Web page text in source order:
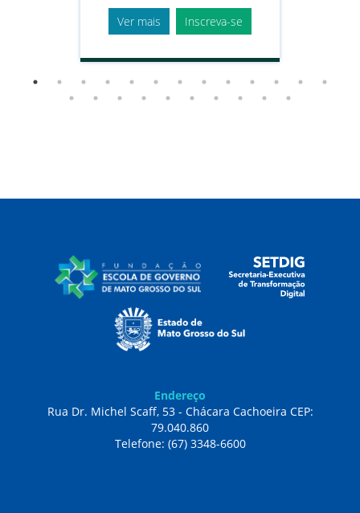
Ver mais
Inscreva-se
Endereço
Rua Dr. Michel Scaff, 53 - Chácara Cachoeira CEP:
79.040.860
Telefone: (67) 3348-6600